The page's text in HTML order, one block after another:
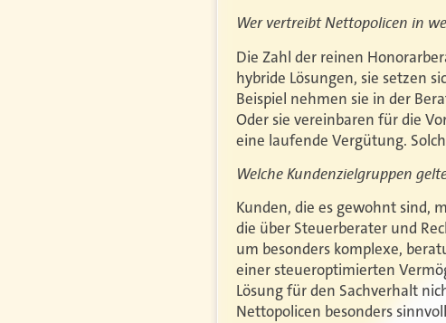
Wer vertreibt Nettopolicen in
Die Zahl der reinen
hybride Lösungen, sie setzen
Beispiel nehmen sie in der
Oder sie vereinbaren für die
eine laufende Vergütung.
Welche Kundenzielgruppen
Kunden, die es gewohnt sind,
die über Steuerberater und
um besonders komplexe,
einer steueroptimierten
Lösung für den Sachverhalt
Nettopolicen besonders